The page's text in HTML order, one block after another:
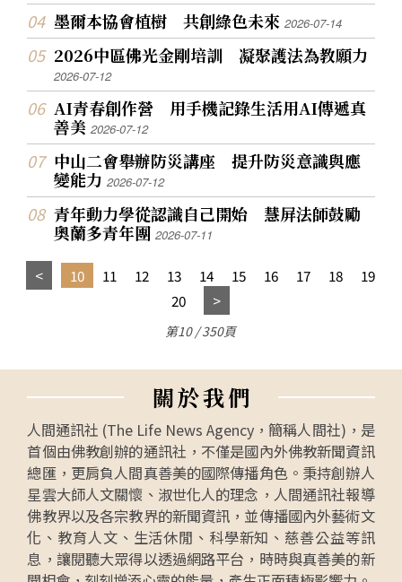
墨爾本協會植樹 共創綠色未來2026-07-14
2026中區佛光金剛培訓 凝聚護法為教願力
2026-07-12
AI青春創作營 用手機記錄生活用AI傳遞真
善美2026-07-12
中山二會舉辦防災講座 提升防災意識與應
變能力2026-07-12
青年動力學從認識自己開始 慧屏法師鼓勵
奧蘭多青年團2026-07-11
10 11 12 13 14 15 16 17 18
19
20
第10 / 350頁
關於我們
人間通訊社 (The Life News Agency，簡稱人間社)，是
首個由佛教創辦的通訊社，不僅是國內外佛教新聞資訊
總匯，更肩負人間真善美的國際傳播角色。秉持創辦人
星雲大師人文關懷、淑世化人的理念，人間通訊社報導
佛教界以及各宗教界的新聞資訊，並傳播國內外藝術文
化、教育人文、生活休閒、科學新知、慈善公益等訊
息，讓閱聽大眾得以透過網路平台，時時與真善美的新